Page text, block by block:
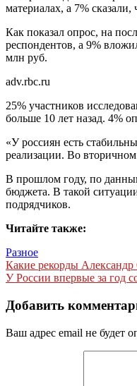
материалах, а 7%
Как показал опрос, на
респондентов, а 9%
млн руб.
adv.rbc.ru
25% участников
больше 10 лет назад. 4%
«У россиян есть
реализации. Во
В прошлом году, по
бюджета. В такой
подрядчиков.
Читайте также:
Разное
Навигация
по
записям
Какие рекорды
У России впервые за год
Добавить
Ваш адрес email не будет